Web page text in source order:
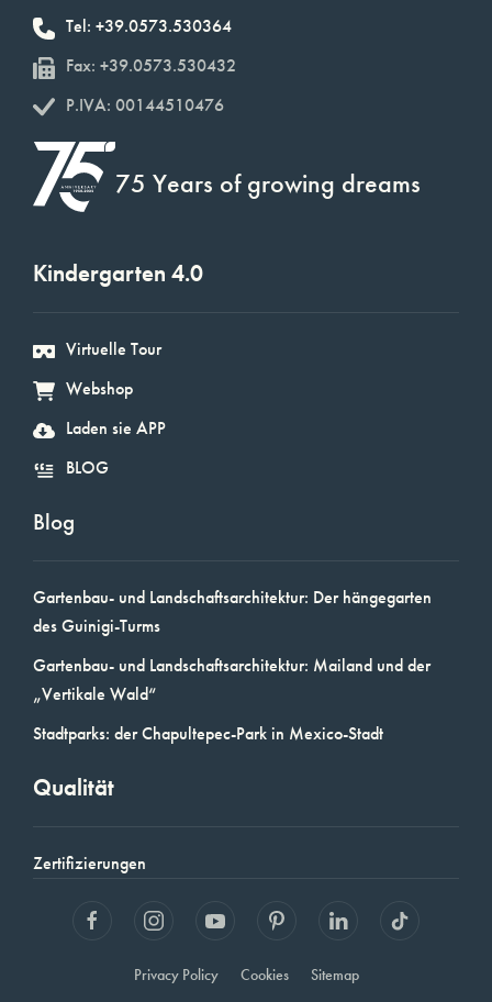
Tel: +39.0573.530364
Fax: +39.0573.530432
P.IVA: 00144510476
75 Years of growing dreams
Kindergarten 4.0
Virtuelle Tour
Webshop
Laden sie APP
BLOG
Blog
Gartenbau- und Landschaftsarchitektur: Der hängegarten
des Guinigi-Turms
Gartenbau- und Landschaftsarchitektur: Mailand und der
„Vertikale Wald“
Stadtparks: der Chapultepec-Park in Mexico-Stadt
Qualität
Zertifizierungen
Privacy Policy Cookies Sitemap